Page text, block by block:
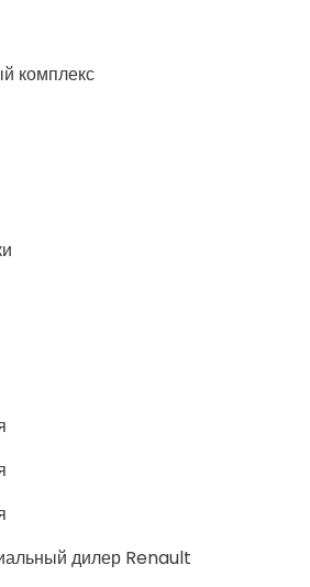
комплекс
дилер Renault